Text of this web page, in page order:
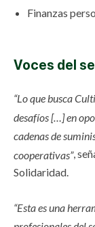
Finanzas
Voces del
“Lo que busca
desafíos […] en
cadenas de
cooperativas”,
Solidaridad.
“Esta es una